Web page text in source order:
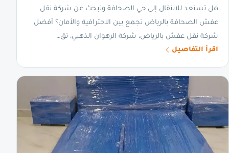
هل تستعد للانتقال إلى حي الصحافة وتبحث عن شركة نقل
عفش الصحافة بالرياض تجمع بين الاحترافية والأمان؟ أفضل
شركة نقل عفش بالرياض، شركة الرهوان الذهبي، تق…
اقرأ التفاصيل